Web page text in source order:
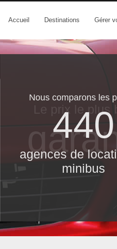
Accueil Destinations Gérer
Nous comparons les
440
agences de
minibus
Le prix le​ plus